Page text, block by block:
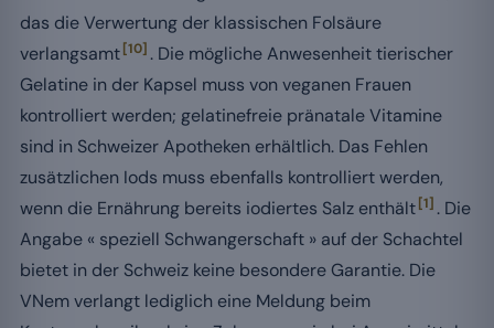
das die Verwertung der klassischen Folsäure
verlangsamt[10] . Die mögliche Anwesenheit tierischer
Gelatine in der Kapsel muss von veganen Frauen
kontrolliert werden; gelatinefreie pränatale Vitamine
sind in Schweizer Apotheken erhältlich. Das Fehlen
zusätzlichen Iods muss ebenfalls kontrolliert werden,
wenn die Ernährung bereits iodiertes Salz enthält[1] . Die
Angabe « speziell Schwangerschaft » auf der Schachtel
bietet in der Schweiz keine besondere Garantie. Die
VNem verlangt lediglich eine Meldung beim